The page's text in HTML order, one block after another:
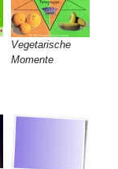
Vegetarische
Momente